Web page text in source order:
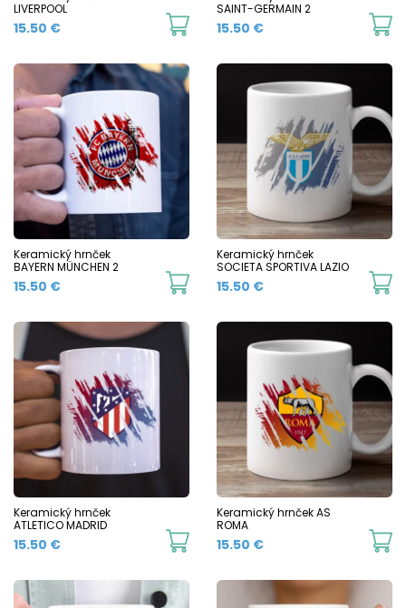
LIVERPOOL
15.50 €
This
has
multiple
options
may
chosen
on
product
page
SAINT-GERMAIN 2
15.50 €
Keramický hrnček
BAYERN MÜNCHEN 2
15.50 €
This
has
multiple
options
may
chosen
on
product
Keramický hrnček
SOCIETA SPORTIVA LAZIO
15.50 €
Keramický hrnček
ATLETICO MADRID
15.50 €
This
has
Keramický hrnček AS
ROMA
15.50 €